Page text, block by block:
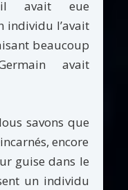
avait eue
individu l’avait
beaucoup
avait
savons que
encore
guise dans le
un individu